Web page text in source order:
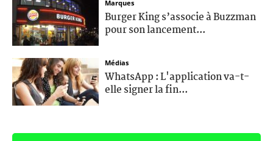
Marques
Burger King s’associe à Buzzman
pour son lancement...
Médias
WhatsApp : L'application va-t-
elle signer la fin...